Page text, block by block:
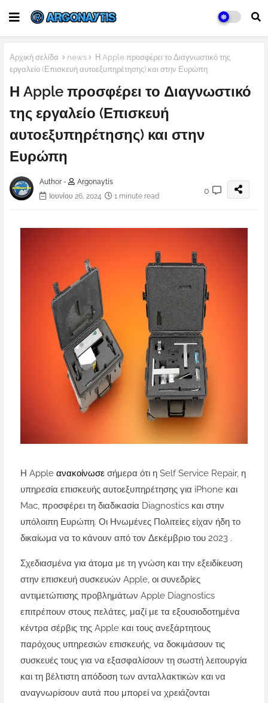
Αρχική σελίδα news
Η Apple προσφέρει το Διαγνωστικό της
εργαλείο (Επισκευή αυτοεξυπηρέτησης) και στην Ευρώπη
Η Apple προσφέρει το Διαγνωστικό
της εργαλείο (Επισκευή
αυτοεξυπηρέτησης) και στην
Ευρώπη
Author -
Argonaytis
Ιουνίου 26, 2024
1 minute read
0
Η Apple ανακοίνωσε σήμερα ότι η Self Service Repair, η
υπηρεσία επισκευής αυτοεξυπηρέτησης για iPhone και
Mac, προσφέρει τη διαδικασία Diagnostics και στην
υπόλοιπη Ευρώπη. Οι Ηνωμένες Πολιτείες είχαν ήδη το
δικαίωμα να το κάνουν από τον Δεκέμβριο του 2023 .
Σχεδιασμένα για άτομα με τη γνώση και την εξειδίκευση
στην επισκευή συσκευών Apple, οι συνεδρίες
αντιμετώπισης προβλημάτων Apple Diagnostics
επιτρέπουν στους πελάτες, μαζί με τα εξουσιοδοτημένα
κέντρα σέρβις της Apple και τους ανεξάρτητους
παρόχους υπηρεσιών επισκευής, να δοκιμάσουν τις
συσκευές τους για να εξασφαλίσουν τη σωστή λειτουργία
και τη βέλτιστη απόδοση των ανταλλακτικών και να
αναγνωρίσουν αυτά που μπορεί να χρειάζονται